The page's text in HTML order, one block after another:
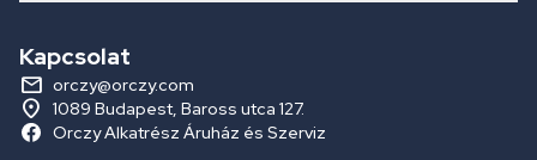
Kapcsolat
orczy@orczy.com
1089 Budapest, Baross utca 127.
Orczy Alkatrész Áruház és Szerviz